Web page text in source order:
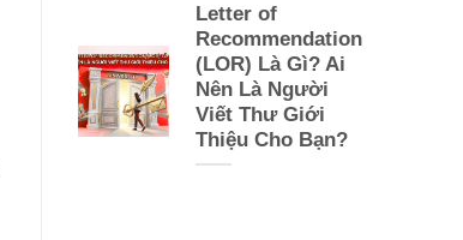
Letter of
Recommendation
(LOR) Là Gì? Ai
Nên Là Người
Viết Thư Giới
Thiệu Cho Bạn?